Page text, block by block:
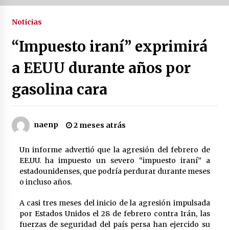
Amenaza, ultimátum, retirada: ¿por qué la
retórica belicosa de Trump contra Irán
siempre termina en retroceso?
1 día atrás
Brasil reduce diplomacia con Argentina por
expulsados de región
1 día atrás
1 día atrás
Noticias
“Impuesto iraní” exprimirá
a EEUU durante años por
gasolina cara
naenp 2 meses atrás
Un informe advertió que la agresión del febrero de
EE.UU. ha impuesto un severo “impuesto iraní” a
estadounidenses, que podría perdurar durante meses
o incluso años.
A casi tres meses del inicio de la agresión impulsada
por Estados Unidos el 28 de febrero contra Irán, las
fuerzas de seguridad del país persa han ejercido su